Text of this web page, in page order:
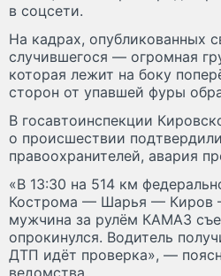
в соцсети.
На кадрах, опубликованных
случившегося — огромная
которая лежит на боку
сторон от упавшей фуры
В госавтоинспекции
о происшествии
правоохранителей, авария
«В 13:30 на 514 км
Кострома — Шарья — Киров
мужчина за рулём КАМАЗ
опрокинулся. Водитель
ДТП идёт проверка», —